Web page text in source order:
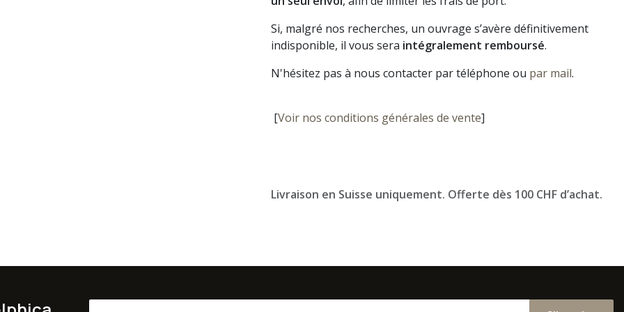
Si, malgré nos recherches, un ouvrage s’avère définitivement
indisponible, il vous sera intégralement remboursé.
N'hésitez pas à nous contacter par téléphone ou par mail.
[Voir nos conditions générales de vente]
Livraison en Suisse uniquement. Offerte dès 100 CHF d’achat.